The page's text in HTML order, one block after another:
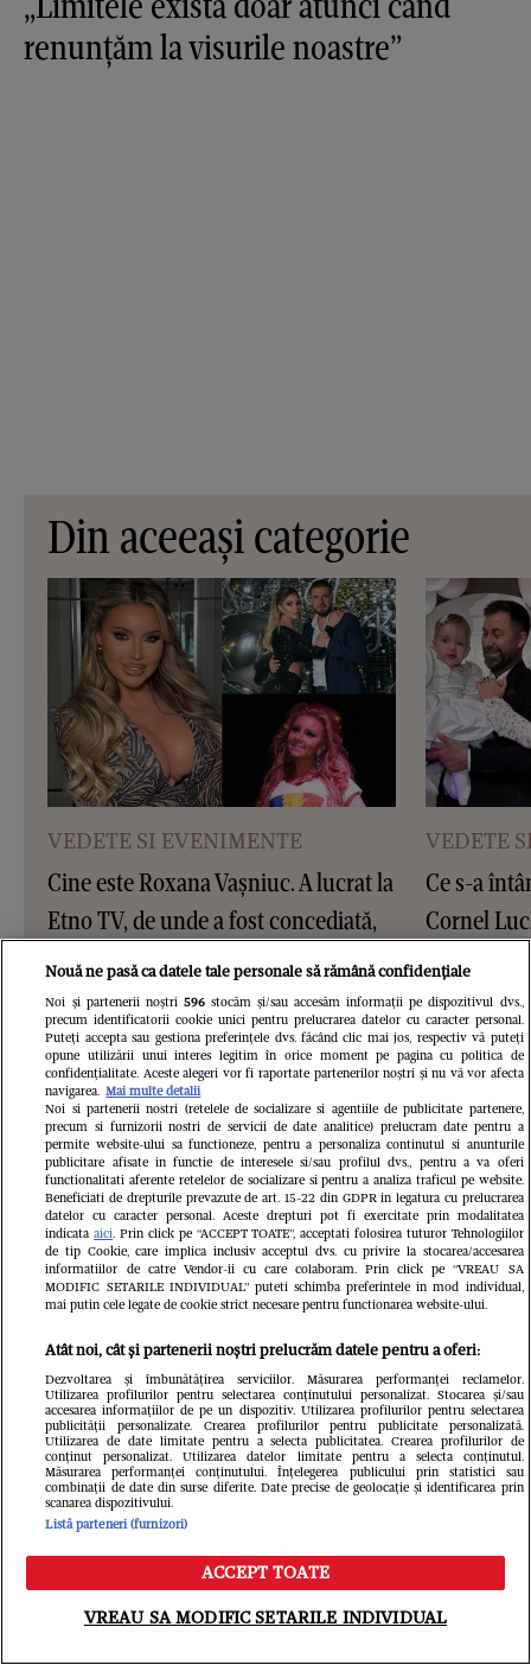
renunțăm la visurile noastre”
Din aceeași categorie
VEDETE SI EVENIMENTE
Cine este Roxana Vașniuc. A lucrat la
Etno TV, de unde a fost concediată,
și este divorțată de tatăl fiicei sale
VEDETE
Ce s-a
Cornel
Insula
devenit
este
Citește în continuare
Meniu Caută
Nouă ne pasă ca datele tale personale să rămână confidențiale
Noi și partenerii noștri 596stocăm și/sau accesăm informații pe dispozitivul dvs.,
precum identificatorii cookie unici pentru prelucrarea datelor cu caracter personal.
Puteți accepta sau gestiona preferințele dvs. făcând clic mai jos, respectiv vă puteți
opune utilizării unui interes legitim în orice moment pe pagina cu politica de
confidențialitate. Aceste alegeri vor fi raportate partenerilor noștri și nu vă vor afecta
navigarea. Mai multe detalii
Noi si partenerii nostri (retelele de socializare si agentiile de publicitate partenere,
precum si furnizorii nostri de servicii de date analitice) prelucram date pentru a
permite website-ului sa functioneze, pentru a personaliza continutul si anunturile
publicitare afisate in functie de interesele si/sau profilul dvs., pentru a va oferi
functionalitati aferente retelelor de socializare si pentru a analiza traficul pe website.
Beneficiati de drepturile prevazute de art. 15-22 din GDPR in legatura cu prelucrarea
datelor cu caracter personal. Aceste drepturi pot fi exercitate prin modalitatea
indicataaici. Prin click pe “ACCEPT TOATE”, acceptati folosirea tuturor Tehnologiilor
de tip Cookie, care implica inclusiv acceptul dvs. cu privire la stocarea/accesarea
informatiilor de catre Vendor-ii cu care colaboram. Prin click pe “VREAU SA
MODIFIC SETARILE INDIVIDUAL” puteti schimba preferintele in mod individual,
mai putin cele legate de cookie strict necesare pentru functionarea website-ului.
Atât noi, cât și partenerii noștri prelucrăm datele pentru a oferi:
Dezvoltarea și îmbunătățirea serviciilor. Măsurarea performanței reclamelor.
Utilizarea profilurilor pentru selectarea conținutului personalizat. Stocarea și/sau
accesarea informațiilor de pe un dispozitiv. Utilizarea profilurilor pentru selectarea
publicității personalizate. Crearea profilurilor pentru publicitate personalizată.
Utilizarea de date limitate pentru a selecta publicitatea. Crearea profilurilor de
conținut personalizat. Utilizarea datelor limitate pentru a selecta conținutul.
Măsurarea performanței conținutului. Înțelegerea publicului prin statistici sau
combinații de date din surse diferite. Date precise de geolocație și identificarea prin
scanarea dispozitivului.
Listă parteneri (furnizori)
ACCEPT TOATE
VREAU SA MODIFIC SETARILE INDIVIDUAL